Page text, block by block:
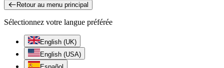
Retour au menu principal
Sélectionnez votre langue préférée
English (UK)
English (USA)